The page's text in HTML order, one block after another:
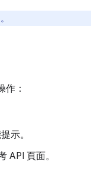
：
示。
API 頁面。